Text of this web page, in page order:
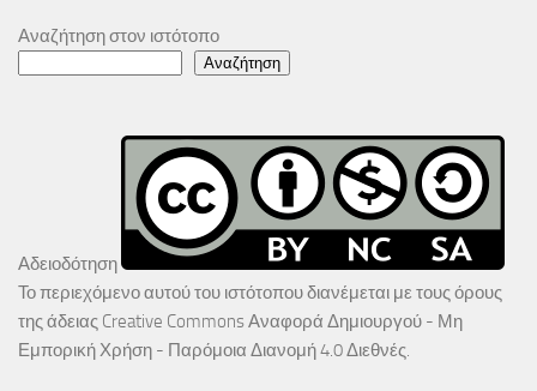
Αναζήτηση στον ιστότοπο
Αναζήτηση
Αδειοδότηση
Το περιεχόμενο αυτού του ιστότοπου διανέμεται με τους όρους
της άδειας Creative Commons Αναφορά Δημιουργού - Μη
Εμπορική Χρήση - Παρόμοια Διανομή 4.0 Διεθνές.